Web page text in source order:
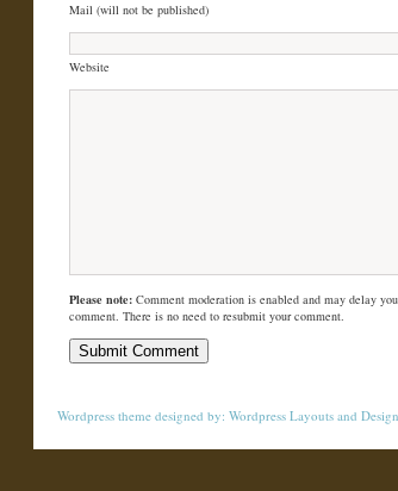
Mail (will not be published)
Website
Please note: Comment moderation is enabled and may delay
comment. There is no need to resubmit your comment.
Wordpress theme designed by: Wordpress Layouts and